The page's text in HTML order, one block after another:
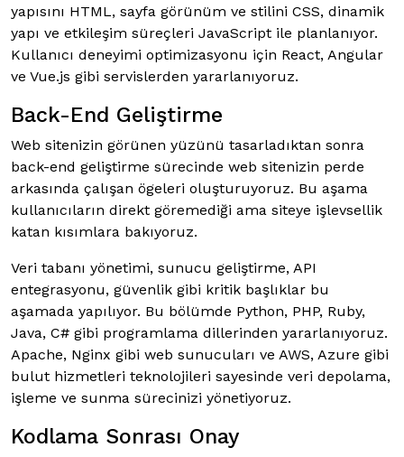
yapısını HTML, sayfa görünüm ve stilini CSS, dinamik
yapı ve etkileşim süreçleri JavaScript ile planlanıyor.
Kullanıcı deneyimi optimizasyonu için React, Angular
ve Vue.js gibi servislerden yararlanıyoruz.
Back-End Geliştirme
Web sitenizin görünen yüzünü tasarladıktan sonra
back-end geliştirme sürecinde web sitenizin perde
arkasında çalışan ögeleri oluşturuyoruz. Bu aşama
kullanıcıların direkt göremediği ama siteye işlevsellik
katan kısımlara bakıyoruz.
Veri tabanı yönetimi, sunucu geliştirme, API
entegrasyonu, güvenlik gibi kritik başlıklar bu
aşamada yapılıyor. Bu bölümde Python, PHP, Ruby,
Java, C# gibi programlama dillerinden yararlanıyoruz.
Apache, Nginx gibi web sunucuları ve AWS, Azure gibi
bulut hizmetleri teknolojileri sayesinde veri depolama,
işleme ve sunma sürecinizi yönetiyoruz.
Kodlama Sonrası Onay